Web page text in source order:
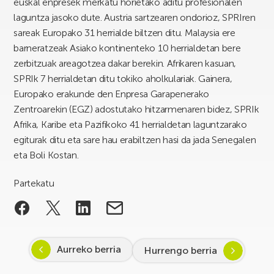
euskal enpresek merkatu horietako aditu profesionalen
laguntza jasoko dute. Austria sartzearen ondorioz, SPRIren
sareak Europako 31 herrialde biltzen ditu. Malaysia ere
barneratzeak Asiako kontinenteko 10 herrialdetan bere
zerbitzuak areagotzea dakar berekin. Afrikaren kasuan,
SPRIk 7 herrialdetan ditu tokiko aholkulariak. Gainera,
Europako erakunde den Enpresa Garapenerako
Zentroarekin (EGZ) adostutako hitzarmenaren bidez, SPRIk
Afrika, Karibe eta Pazifikoko 41 herrialdetan laguntzarako
egiturak ditu eta sare hau erabiltzen hasi da jada Senegalen
eta Boli Kostan.
Partekatu
Aurreko berria Hurrengo berria